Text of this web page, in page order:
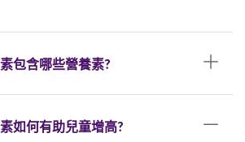
包含哪些營養素?
如何有助兒童增高?